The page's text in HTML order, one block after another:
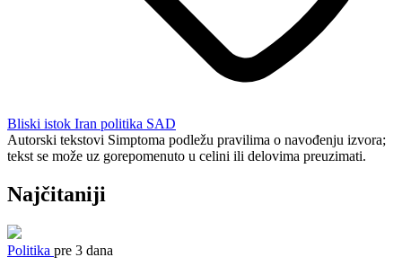
Bliski istok Iran politika SAD
Autorski tekstovi Simptoma podležu pravilima o navođenju izvora;
tekst se može uz gorepomenuto u celini ili delovima preuzimati.
Najčitaniji
Politika pre 3 dana